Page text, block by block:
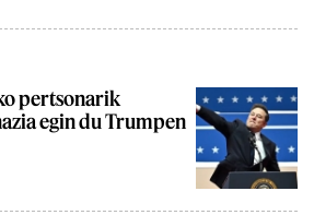
pertsonarik
egin du Trumpen